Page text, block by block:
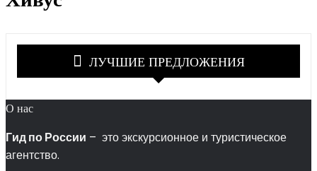
ЛУЧШИЕ ПРЕДЛОЖЕНИЯ
О нас
Гид по России – это экскурсионное и туристическое
агентство.